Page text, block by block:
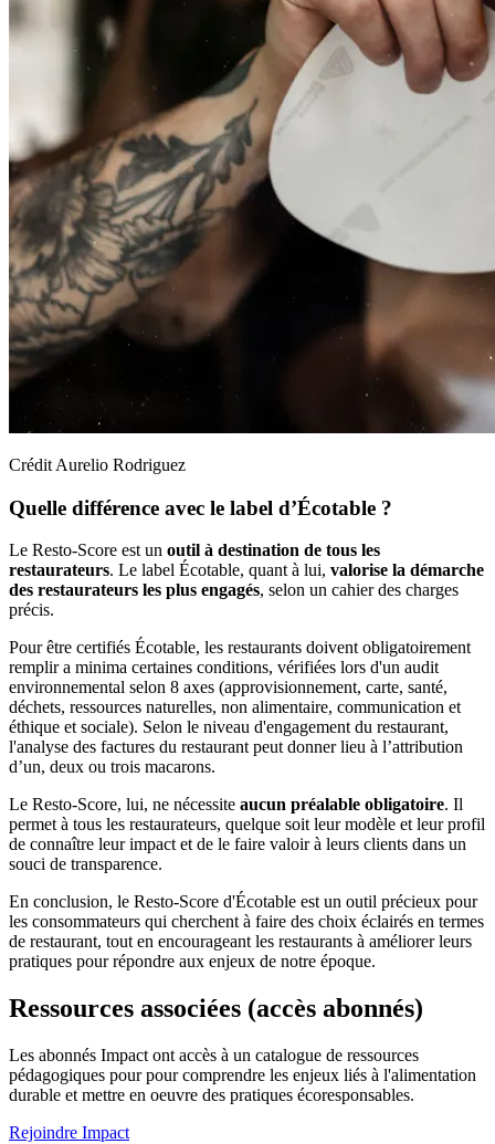
Crédit Aurelio Rodriguez
Quelle différence avec le label d’Écotable ?
Le Resto-Score est un outil à destination de tous les
restaurateurs. Le label Écotable, quant à lui, valorise la démarche
des restaurateurs les plus engagés, selon un cahier des charges
précis.
Pour être certifiés Écotable, les restaurants doivent obligatoirement
remplir a minima certaines conditions, vérifiées lors d'un audit
environnemental selon 8 axes (approvisionnement, carte, santé,
déchets, ressources naturelles, non alimentaire, communication et
éthique et sociale). Selon le niveau d'engagement du restaurant,
l'analyse des factures du restaurant peut donner lieu à l’attribution
d’un, deux ou trois macarons.
Le Resto-Score, lui, ne nécessite aucun préalable obligatoire. Il
permet à tous les restaurateurs, quelque soit leur modèle et leur profil
de connaître leur impact et de le faire valoir à leurs clients dans un
souci de transparence.
En conclusion, le Resto-Score d'Écotable est un outil précieux pour
les consommateurs qui cherchent à faire des choix éclairés en termes
de restaurant, tout en encourageant les restaurants à améliorer leurs
pratiques pour répondre aux enjeux de notre époque.
Ressources associées (accès abonnés)
Les abonnés Impact ont accès à un catalogue de ressources
pédagogiques pour pour comprendre les enjeux liés à l'alimentation
durable et mettre en oeuvre des pratiques écoresponsables.
Rejoindre Impact